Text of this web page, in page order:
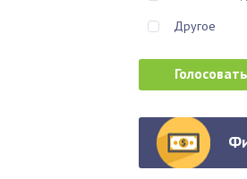
Другое